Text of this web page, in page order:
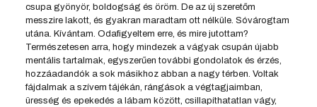
csupa gyönyör, boldogság és öröm. De az új szeretőm
messzire lakott, és gyakran maradtam ott nélküle. Sóvárogtam
utána. Kívántam. Odafigyeltem erre, és mire jutottam?
Természetesen arra, hogy mindezek a vágyak csupán újabb
mentális tartalmak, egyszerűen további gondolatok és érzés,
hozzáadandók a sok másikhoz abban a nagy térben. Voltak
fájdalmak a szívem tájékán, rángások a végtagjaimban,
üresség és epekedés a lábam között, csillapíthatatlan vágy,